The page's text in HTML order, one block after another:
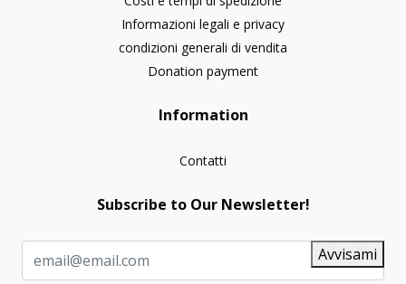
Informazioni legali e privacy
condizioni generali di vendita
Donation payment
Information
Contatti
Subscribe to Our Newsletter!
Avvisami